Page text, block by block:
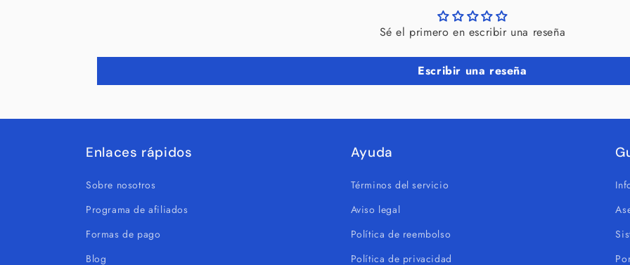
Sé el primero en escribir una reseña
Escribir una reseña
Enlaces rápidos
Sobre nosotros
Programa de afiliados
Formas de pago
Blog
Ayuda
Términos del servicio
Aviso legal
Política de reembolso
Política de privacidad